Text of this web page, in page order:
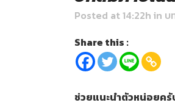
Posted at 14:22h in บ
Share this :
ช่วยแนะนำตัวหน่อยครั